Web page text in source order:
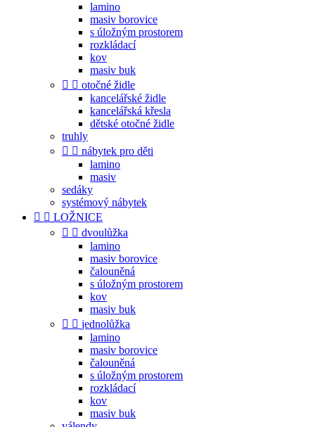
lamino
masiv borovice
s úložným prostorem
rozkládací
kov
masiv buk
  otočné židle
kancelářské židle
kancelářská křesla
dětské otočné židle
truhly
  nábytek pro děti
lamino
masiv
sedáky
systémový nábytek
  LOŽNICE
  dvoulůžka
lamino
masiv borovice
čalouněná
s úložným prostorem
kov
masiv buk
  jednolůžka
lamino
masiv borovice
čalouněná
s úložným prostorem
rozkládací
kov
masiv buk